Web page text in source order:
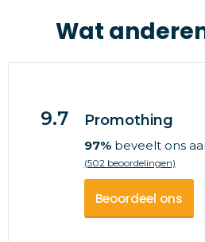
Wat
9.7 Promothing
97%beveelt ons
(502 beoordelingen)
Beoordeel ons